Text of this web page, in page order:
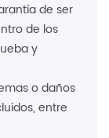
de ser
de los
y
o daños
entre